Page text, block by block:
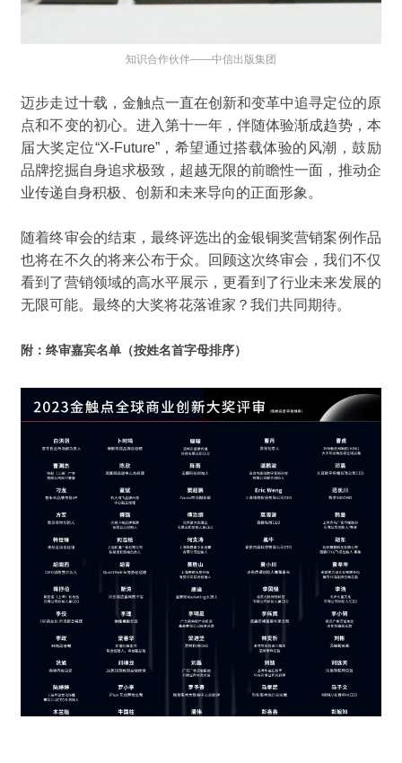
知识合作伙伴——中信出版集团
迈步走过十载，金触点一直在创新和变革中追寻定位的原
点和不变的初心。进入第十一年，伴随体验渐成趋势，本
届大奖定位“X-Future”，希望通过搭载体验的风潮，鼓励
品牌挖掘自身追求极致，超越无限的前瞻性一面，推动企
业传递自身积极、创新和未来导向的正面形象。
随着终审会的结束，最终评选出的金银铜奖营销案例作品
也将在不久的将来公布于众。回顾这次终审会，我们不仅
看到了营销领域的高水平展示，更看到了行业未来发展的
无限可能。最终的大奖将花落谁家？我们共同期待。
附：终审嘉宾名单（按姓名首字母排序）